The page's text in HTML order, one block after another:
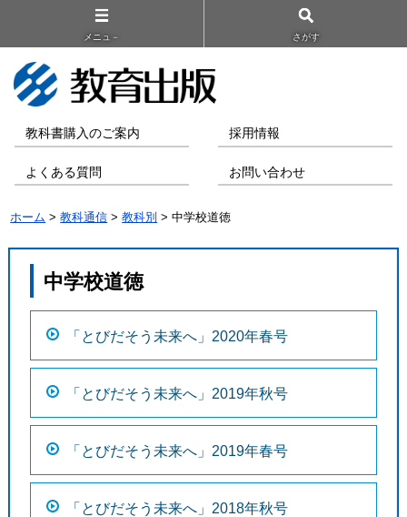
メニュ－ さがす
教科書購入のご案内 採用情報
よくある質問 お問い合わせ
ホーム >教科通信 >教科別 > 中学校道徳
中学校道徳
「とびだそう未来へ」2020年春号
「とびだそう未来へ」2019年秋号
「とびだそう未来へ」2019年春号
「とびだそう未来へ」2018年秋号